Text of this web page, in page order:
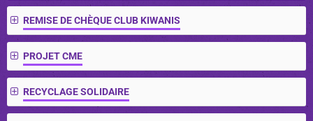
REMISE DE CHÈQUE CLUB KIWANIS
PROJET CME
RECYCLAGE SOLIDAIRE